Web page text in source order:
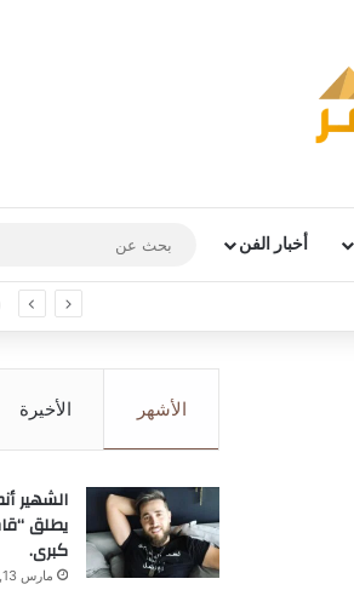
أخبار الفن
الأشهر الأخيرة
الشهير
يطلق
كبرى.
مارس 13, 2021